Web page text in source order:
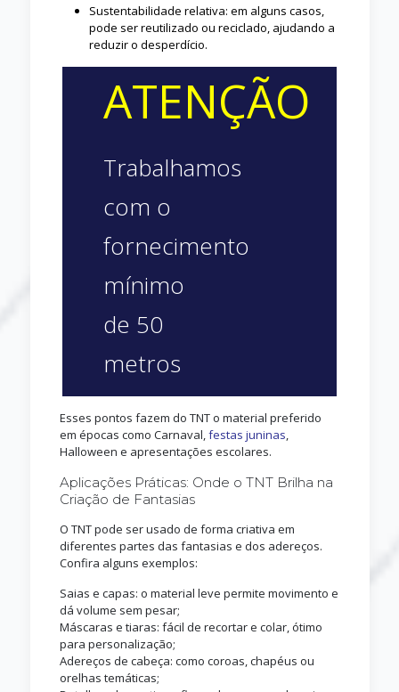
Sustentabilidade relativa: em alguns casos,
pode ser reutilizado ou reciclado, ajudando a
reduzir o desperdício.
ATENÇÃO
Trabalhamos
com o
fornecimento
mínimo
de 50
metros
Esses pontos fazem do TNT o material preferido
em épocas como Carnaval,festas juninas,
Halloween e apresentações escolares.
Aplicações Práticas: Onde o TNT Brilha na
Criação de Fantasias
O TNT pode ser usado de forma criativa em
diferentes partes das fantasias e dos adereços.
Confira alguns exemplos:
Saias e capas: o material leve permite movimento e
dá volume sem pesar;
Máscaras e tiaras: fácil de recortar e colar, ótimo
para personalização;
Adereços de cabeça: como coroas, chapéus ou
orelhas temáticas;